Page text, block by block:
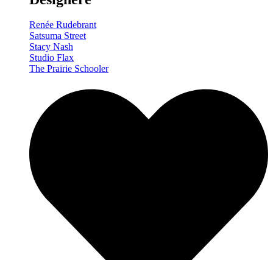
Renée Rudebrant
Satsuma Street
Stacy Nash
Studio Flax
The Prairie Schooler